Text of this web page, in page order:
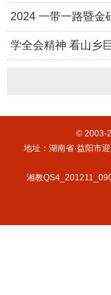
生在全国行业赛中
2024 一带一路暨金
赛——首届家庭服务
学全会精神 看山乡
创新团队“打造有风
© 2003-
地址：湖南省·益阳市
湘教